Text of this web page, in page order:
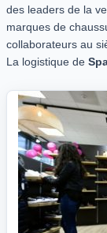
des leaders de la
marques de
collaborateurs au
La logistique de